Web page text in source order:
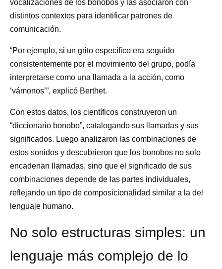
vocalizaciones de los bonobos y las asociaron con
distintos contextos para identificar patrones de
comunicación.
“Por ejemplo, si un grito específico era seguido
consistentemente por el movimiento del grupo, podía
interpretarse como una llamada a la acción, como
‘vámonos’”, explicó Berthet.
Con estos datos, los científicos construyeron un
“diccionario bonobo”, catalogando sus llamadas y sus
significados. Luego analizaron las combinaciones de
estos sonidos y descubrieron que los bonobos no solo
encadenan llamadas, sino que el significado de sus
combinaciones depende de las partes individuales,
reflejando un tipo de composicionalidad similar a la del
lenguaje humano.
No solo estructuras simples: un
lenguaje más complejo de lo